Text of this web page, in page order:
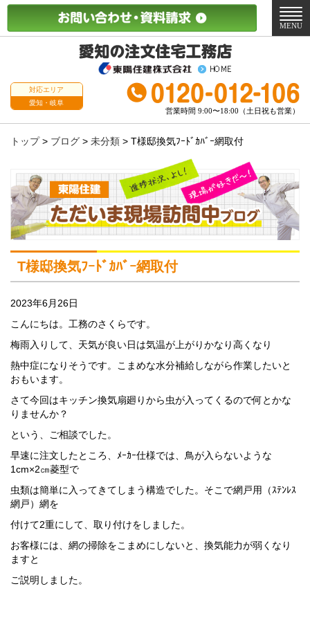
対応エリア
愛知・岐阜
営業時間 9:00〜18:00（土日祝も営業）
メ
ニ
MENU
トップ> ブログ > 未分類 > T様邸換気ﾌｰﾄﾞｶﾊﾞｰ網取付
T様邸換気ﾌｰﾄﾞｶﾊﾞｰ網取付
2023年6月26日
こんにちは。工務のさくらです。
梅雨入りして、天気が良い日は気温が上がりかなり高くなり
熱中症になりそうです。こまめな水分補給しながら作業したいと
おもいます。
さて今回はキッチン換気扇廻りから虫が入ってくるので何とかな
りませんか？
という、ご相談でした。
早速に注文したところ、ﾒｰｶｰ仕様では、鳥が入らないような
1cm×2㎝菱型で
虫類は簡単に入ってきてしまう構造でした。そこで網戸用（ｽﾃﾝﾚｽ
網戸）網を
付けて2重にして、取り付けをしました。
お客様には、網の掃除をこまめにしないと、換気能力が弱くなり
ますと
ご説明しました。